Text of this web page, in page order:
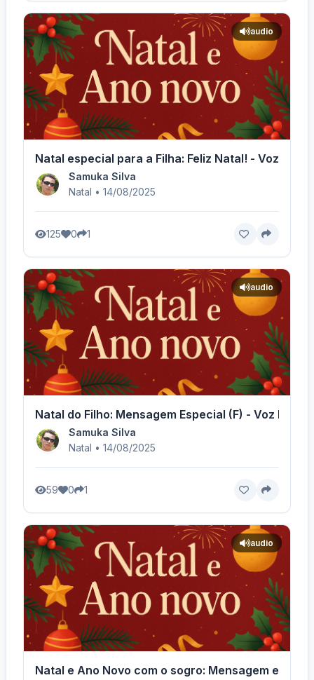
audio
Natal especial para a Filha: Feliz Natal! - Voz
Samuka Silva
Natal • 14/08/2025
125 0 1
audio
Natal do Filho: Mensagem Especial (F) - Voz
Samuka Silva
Natal • 14/08/2025
59 0 1
audio
Natal e Ano Novo com o sogro: Mensagem